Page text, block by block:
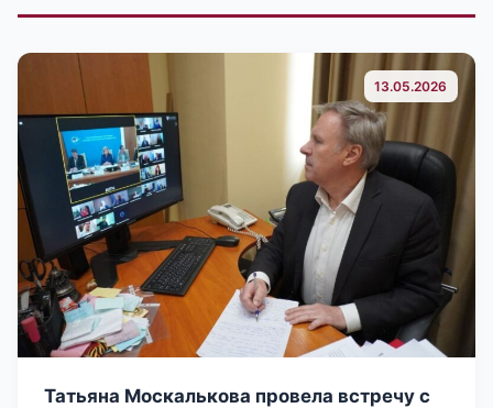
13.05.2026
Татьяна Москалькова провела встречу с